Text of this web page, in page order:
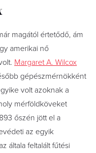
magától értetődő, ám
amerikai nő
Margaret A. Wilcox
gépészmérnökként
volt azoknak a
mérföldköveket
őszén jött el a
az egyik
általa feltalált fűtési